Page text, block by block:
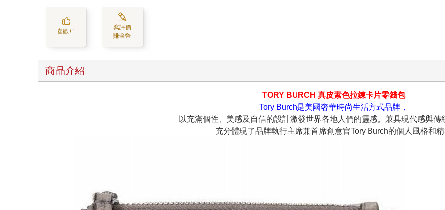
喜歡+1
寫評價
賺金幣
商品介紹
TORY BURCH 真皮素色拉鍊卡片零錢包
Tory Burch是美國奢華時尚生活方式品牌，
以充滿個性、美感及自信的設計激發世界各地人們的靈感。兼具現代感與傳
充分體現了品牌執行主席兼首席創意官Tory Burch的個人風格和精